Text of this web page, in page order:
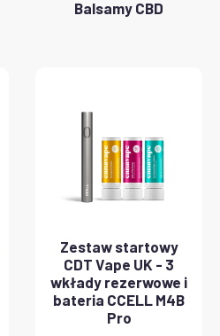
Balsamy CBD
Zestaw startowy
CDT Vape UK - 3
wkłady rezerwowe i
bateria CCELL M4B
Pro